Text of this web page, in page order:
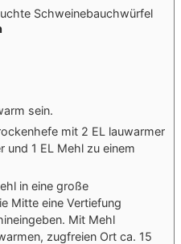
Schweinebauchwürfel
sein.
mit 2 EL lauwarmer
und 1 EL Mehl zu einem
in eine große
Mitte eine Vertiefung
Mit Mehl
zugfreien Ort ca. 15